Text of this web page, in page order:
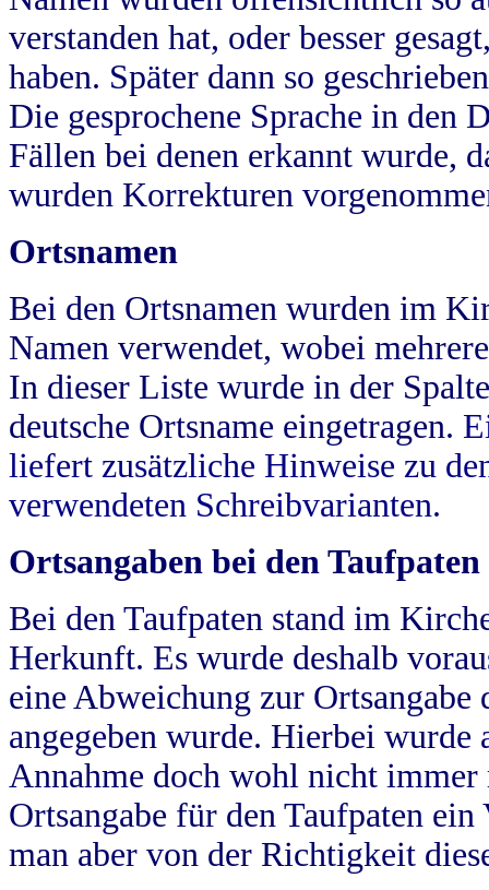
verstanden hat, oder besser
haben. Später dann so
Die gesprochene Sprache in
Fällen bei denen erkannt wurde,
wurden Korrekturen
Ortsnamen
Bei den Ortsnamen wurden im
Namen verwendet, wobei
In dieser Liste wurde in der
deutsche Ortsname eingetragen.
liefert zusätzliche Hinweise zu
verwendeten Schreibvarianten.
Ortsangaben bei den Taufpaten
Bei den Taufpaten stand im
Herkunft. Es wurde deshalb
eine Abweichung zur
angegeben wurde. Hierbei wurde
Annahme doch wohl nicht
Ortsangabe für den Taufpaten
man aber von der Richtigkeit